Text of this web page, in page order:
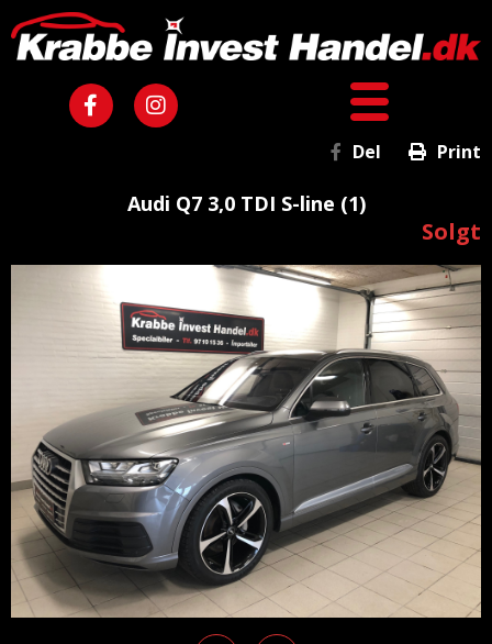
Del Print
Audi Q7 3,0 TDI S-line (1)
Solgt